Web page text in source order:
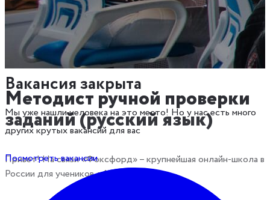
Вакансия закрыта
Мы уже нашли человека на это место! Но у нас есть много
других крутых вакансий для вас
Посмотреть вакансии
Методист ручной проверки
заданий (русский язык)
Привет! На связи «Фоксфорд» – крупнейшая онлайн-школа в
России для учеников с 1 по 11 класс.